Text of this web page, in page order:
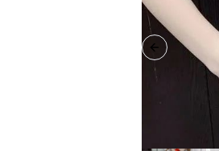
Previous slide